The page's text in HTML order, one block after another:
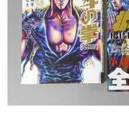
IT Times
生成式AI與雲端應用
Enterprise Digital Transformation